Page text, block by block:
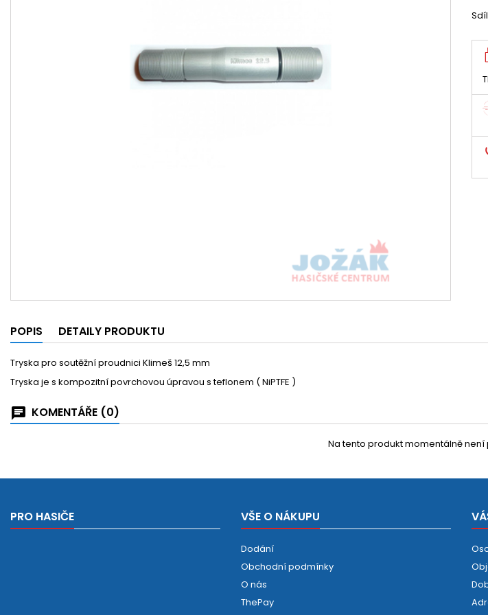
POPIS DETAILY PRODUKTU
Tryska pro soutěžní proudnici Klimeš 12,5 mm
Tryska je s kompozitní povrchovou úpravou s teflonem ( NiPTFE )
KOMENTÁŘE (0)
Na tento produkt momentálně
PRO HASIČE VŠE O NÁKUPU
Dodání
Obchodní podmínky
O nás
ThePay